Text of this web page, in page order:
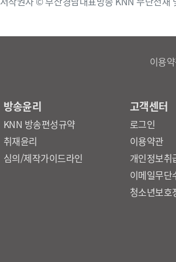
이용
방송윤리
KNN 방송편성규약
취재윤리
심의/제작가이드라인
고객센터
로그인
이용약관
개인정보취
이메일무단
청소년보호